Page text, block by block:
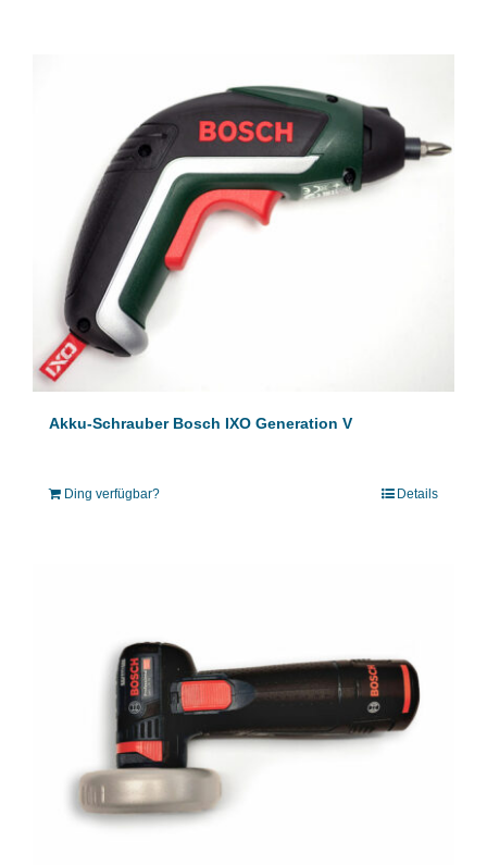
Akku-Schrauber Bosch IXO Generation V
Ding verfügbar? Details